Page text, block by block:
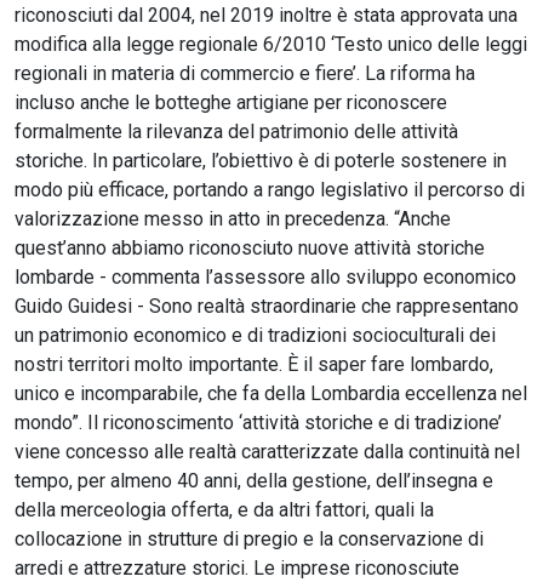
riconosciuti dal 2004, nel 2019 inoltre è stata approvata una
modifica alla legge regionale 6/2010 ‘Testo unico delle leggi
regionali in materia di commercio e fiere’. La riforma ha
incluso anche le botteghe artigiane per riconoscere
formalmente la rilevanza del patrimonio delle attività
storiche. In particolare, l’obiettivo è di poterle sostenere in
modo più efficace, portando a rango legislativo il percorso di
valorizzazione messo in atto in precedenza. “Anche
quest’anno abbiamo riconosciuto nuove attività storiche
lombarde - commenta l’assessore allo sviluppo economico
Guido Guidesi - Sono realtà straordinarie che rappresentano
un patrimonio economico e di tradizioni socioculturali dei
nostri territori molto importante. È il saper fare lombardo,
unico e incomparabile, che fa della Lombardia eccellenza nel
mondo”. Il riconoscimento ‘attività storiche e di tradizione’
viene concesso alle realtà caratterizzate dalla continuità nel
tempo, per almeno 40 anni, della gestione, dell’insegna e
della merceologia offerta, e da altri fattori, quali la
collocazione in strutture di pregio e la conservazione di
arredi e attrezzature storici. Le imprese riconosciute